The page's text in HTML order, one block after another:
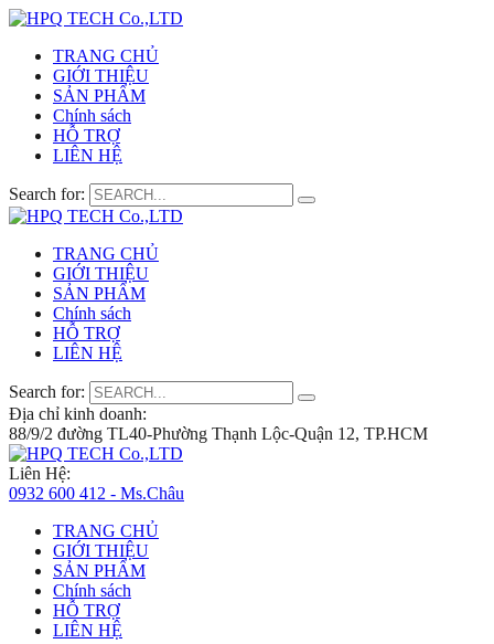
TRANG CHỦ
GIỚI THIỆU
SẢN PHẨM
Chính sách
HỖ TRỢ
LIÊN HỆ
Search for:
TRANG CHỦ
GIỚI THIỆU
SẢN PHẨM
Chính sách
HỖ TRỢ
LIÊN HỆ
Search for:
Địa chỉ kinh doanh:
88/9/2 đường TL40-Phường Thạnh Lộc-Quận 12, TP.HCM
Liên Hệ:
0932 600 412 - Ms.Châu
TRANG CHỦ
GIỚI THIỆU
SẢN PHẨM
Chính sách
HỖ TRỢ
LIÊN HỆ